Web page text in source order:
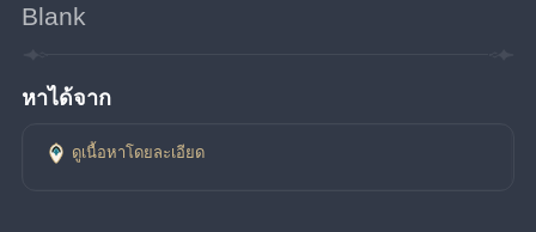
Blank
หาได้จาก
ดูเนื้อหาโดยละเอียด